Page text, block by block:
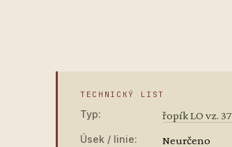
TECHNICKÝ LIST
Typ: řopík LO vz. 37
Úsek / linie: Neurčeno